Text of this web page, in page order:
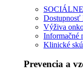
Dostupnosť
Výživa
Informačné
Klinické
Prevencia a